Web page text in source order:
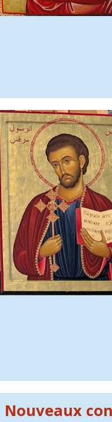
Nouveaux